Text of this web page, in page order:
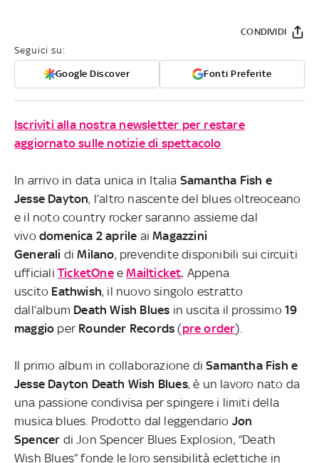
Seguici su:
Google Discover Fonti Preferite
CONDIVIDI
Iscriviti alla nostra newsletter per restare
aggiornato sulle notizie di spettacolo
In arrivo in data unica in Italia Samantha Fish e
Jesse Dayton, l’altro nascente del blues oltreoceano
e il noto country rocker saranno assieme dal
vivo domenica 2 aprile aiMagazzini
Generali di Milano, prevendite disponibili sui circuiti
ufficiali TicketOneeMailticket. Appena
uscito Eathwish, il nuovo singolo estratto
dall’album Death Wish Blues in uscita il prossimo 19
maggio per Rounder Records(pre order).
Il primo album in collaborazione diSamantha Fish e
Jesse Dayton Death Wish Blues, è un lavoro nato da
una passione condivisa per spingere i limiti della
musica blues. Prodotto dal leggendario Jon
Spencer di Jon Spencer Blues Explosion, “Death
Wish Blues” fonde le loro sensibilità eclettiche in